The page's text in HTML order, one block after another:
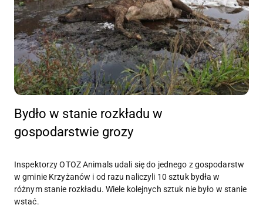
Bydło w stanie rozkładu w
gospodarstwie grozy
Inspektorzy OTOZ Animals udali się do jednego z gospodarstw
w gminie Krzyżanów i od razu naliczyli 10 sztuk bydła w
różnym stanie rozkładu. Wiele kolejnych sztuk nie było w stanie
wstać.